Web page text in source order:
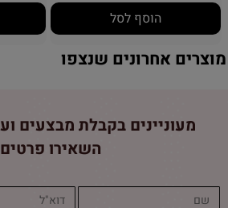
הוסף לסל
מוצרים אחרונים שנצפו
מעוניינים בקבלת מבצעים
השאירו